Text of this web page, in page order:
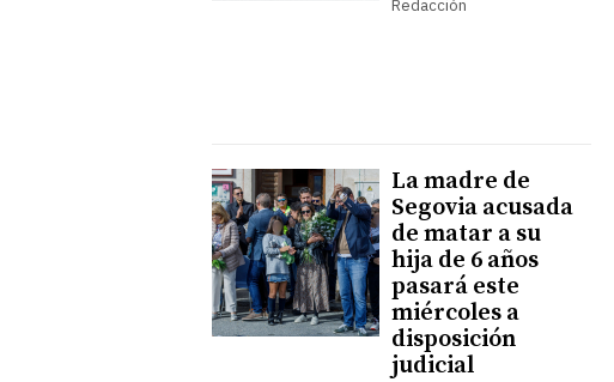
Redacción
La madre de
Segovia acusada
de matar a su
hija de 6 años
pasará este
miércoles a
disposición
judicial